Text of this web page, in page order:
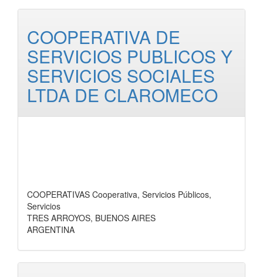
COOPERATIVA DE
SERVICIOS PUBLICOS Y
SERVICIOS SOCIALES
LTDA DE CLAROMECO
COOPERATIVAS Cooperativa, Servicios Públicos,
Servicios
TRES ARROYOS, BUENOS AIRES
ARGENTINA